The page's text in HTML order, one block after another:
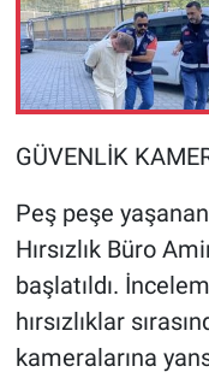
GÜVENLİK
Peş peşe
Hırsızlık Büro
başlatıldı.
hırsızlıklar
kameralarına